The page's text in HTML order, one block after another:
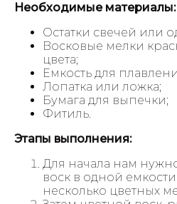
Необходимые материалы:
Остатки свечей или
Восковые мелки
цвета;
Емкость для
Лопатка или ложка;
Бумага для выпечки;
Фитиль.
Этапы выполнения:
Для начала нам
воск в одной
несколько цветных